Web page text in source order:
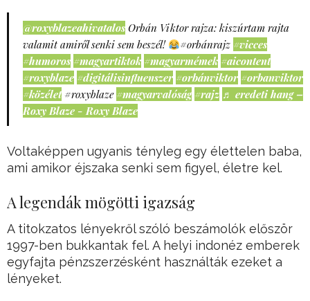
@roxyblazeahivatalos Orbán Viktor rajza: kiszúrtam rajta
valamit amiről senki sem beszél!
#orbánrajz #vicces
#humoros #magyartiktok #magyarmémek #aicontent
#roxyblaze #digitálisinfluenszer #orbánviktor #orbanviktor
#közélet #roxyblaze #magyarvalóság #rajz ♬ eredeti hang –
Roxy Blaze - Roxy Blaze
Voltaképpen ugyanis tényleg egy élettelen baba,
ami amikor éjszaka senki sem figyel, életre kel.
A legendák mögötti igazság
A titokzatos lényekről szóló beszámolók először
1997-ben bukkantak fel. A helyi indonéz emberek
egyfajta pénzszerzésként használták ezeket a
lényeket.